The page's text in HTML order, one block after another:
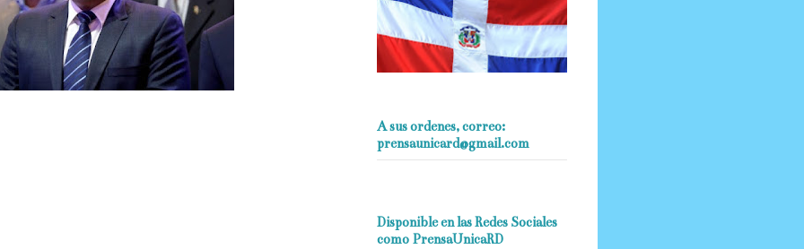
A sus ordenes, correo:
prensaunicard@gmail.com
Disponible en las Redes Sociales
como PrensaUnicaRD